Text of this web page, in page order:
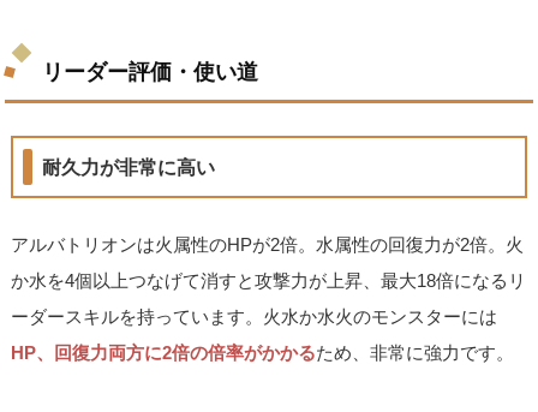
リーダー評価・使い道
耐久力が非常に高い
アルバトリオンは火属性のHPが2倍。水属性の回復力が2倍。火
か水を4個以上つなげて消すと攻撃力が上昇、最大18倍になるリ
ーダースキルを持っています。火水か水火のモンスターには
HP、回復力両方に2倍の倍率がかかるため、非常に強力です。